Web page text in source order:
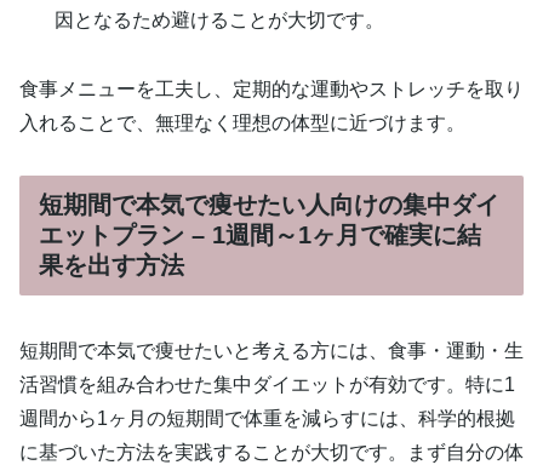
因となるため避けることが大切です。
食事メニューを工夫し、定期的な運動やストレッチを取り
入れることで、無理なく理想の体型に近づけます。
短期間で本気で痩せたい人向けの集中ダイ
エットプラン – 1週間～1ヶ月で確実に結
果を出す方法
短期間で本気で痩せたいと考える方には、食事・運動・生
活習慣を組み合わせた集中ダイエットが有効です。特に1
週間から1ヶ月の短期間で体重を減らすには、科学的根拠
に基づいた方法を実践することが大切です。まず自分の体